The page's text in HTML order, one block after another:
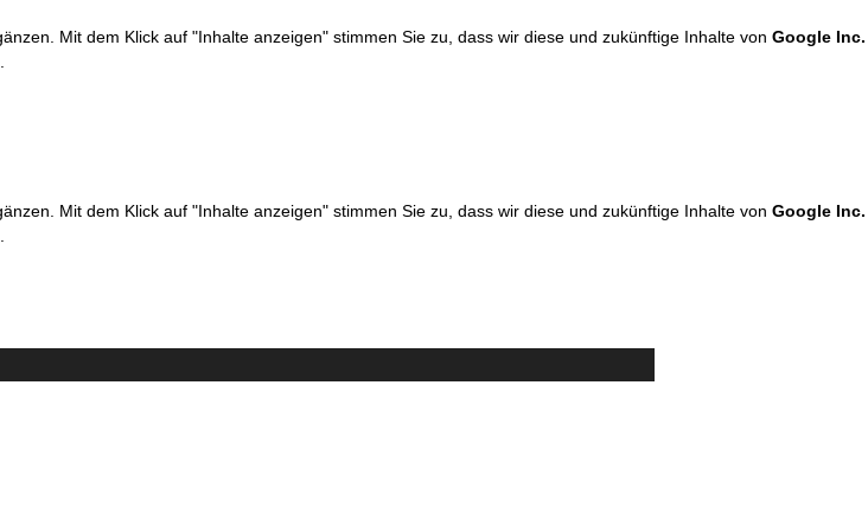
Mit dem Klick auf "Inhalte anzeigen" stimmen Sie zu, dass wir diese und zukünftige Inhalte von Google Inc.
Mit dem Klick auf "Inhalte anzeigen" stimmen Sie zu, dass wir diese und zukünftige Inhalte von Google Inc.